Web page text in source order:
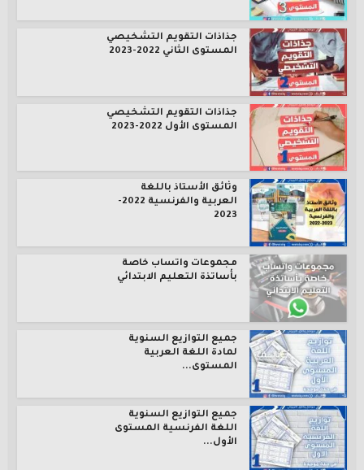
جذاذات التقويم التشخيصي
المستوى الثاني 2022-2023
جذاذات التقويم التشخيصي
المستوى الأول 2022-2023
وثائق الأستاذ باللغة
العربية والفرنسية 2022-
2023
مجموعات واتساب خاصة
بأساتذة التعليم الابتدائي
جميع التوازيع السنوية
لمادة اللغة العربية
المستوى...
جميع التوازيع السنوية
اللغة الفرنسية المستوى
الأول...